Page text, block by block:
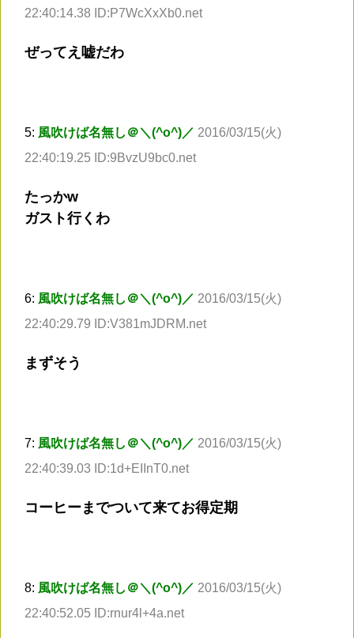
22:40:14.38 ID:P7WcXxXb0.net
ぜってえ嘘だわ
5: 風吹けば名無し＠＼(^o^)／ 2016/03/15(火)
22:40:19.25 ID:9BvzU9bc0.net
たっかw
ガスト行くわ
6: 風吹けば名無し＠＼(^o^)／ 2016/03/15(火)
22:40:29.79 ID:V381mJDRM.net
まずそう
7: 風吹けば名無し＠＼(^o^)／ 2016/03/15(火)
22:40:39.03 ID:1d+EIInT0.net
コーヒーまでついて来てお得定期
8: 風吹けば名無し＠＼(^o^)／ 2016/03/15(火)
22:40:52.05 ID:rnur4l+4a.net